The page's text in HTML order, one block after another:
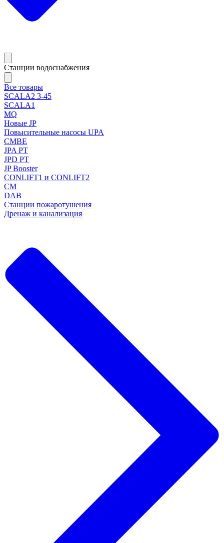
Станции водоснабжения
Все товары
SCALA2 3-45
SCALA1
MQ
Новые JP
Повысительные насосы UPA
CMBE
JPA PT
JPD PT
JP Booster
CONLIFT1 и CONLIFT2
CM
DAB
Станции пожаротушения
Дренаж и канализация